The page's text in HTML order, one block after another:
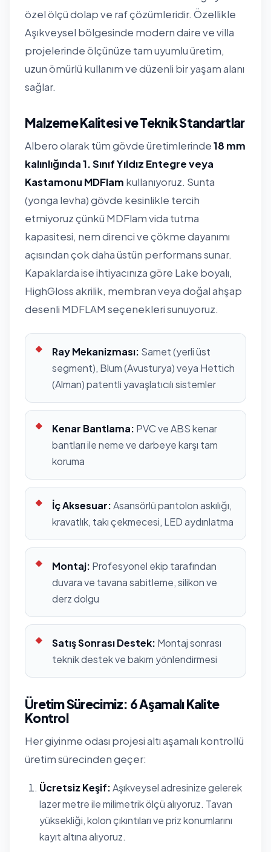
özel ölçü dolap ve raf çözümleridir. Özellikle
Aşıkveysel bölgesinde modern daire ve villa
projelerinde ölçünüze tam uyumlu üretim,
uzun ömürlü kullanım ve düzenli bir yaşam alanı
sağlar.
Malzeme Kalitesi ve Teknik Standartlar
Albero olarak tüm gövde üretimlerinde18 mm
kalınlığında 1. Sınıf Yıldız Entegre veya
Kastamonu MDFlam kullanıyoruz. Sunta
(yonga levha) gövde kesinlikle tercih
etmiyoruz çünkü MDFlam vida tutma
kapasitesi, nem direnci ve çökme dayanımı
açısından çok daha üstün performans sunar.
Kapaklarda ise ihtiyacınıza göre Lake boyalı,
HighGloss akrilik, membran veya doğal ahşap
desenli MDFLAM seçenekleri sunuyoruz.
Ray Mekanizması: Samet (yerli üst
segment), Blum (Avusturya) veya Hettich
(Alman) patentli yavaşlatıcılı sistemler
Kenar Bantlama: PVC ve ABS kenar
bantları ile neme ve darbeye karşı tam
koruma
İç Aksesuar:Asansörlü pantolon askılığı,
kravatlık, takı çekmecesi, LED aydınlatma
Montaj: Profesyonel ekip tarafından
duvara ve tavana sabitleme, silikon ve
derz dolgu
Satış Sonrası Destek: Montaj sonrası
teknik destek ve bakım yönlendirmesi
Üretim Sürecimiz: 6 Aşamalı Kalite
Kontrol
Her giyinme odası projesi altı aşamalı kontrollü
üretim sürecinden geçer:
Ücretsiz Keşif:Aşıkveysel adresinize gelerek
lazer metre ile milimetrik ölçü alıyoruz. Tavan
yüksekliği, kolon çıkıntıları ve priz konumlarını
kayıt altına alıyoruz.